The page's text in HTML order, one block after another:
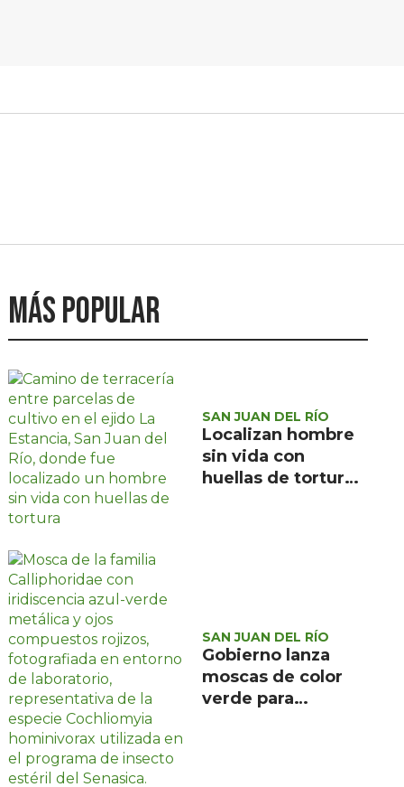
Más popular
SAN JUAN DEL RÍO
Localizan hombre
sin vida con
huellas de tortura
SAN JUAN DEL RÍO
Gobierno lanza
moscas de color
verde para